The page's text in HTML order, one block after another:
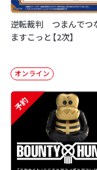
逆転裁判 つまんでつ
ますこっと【2次】
オンライン
予約